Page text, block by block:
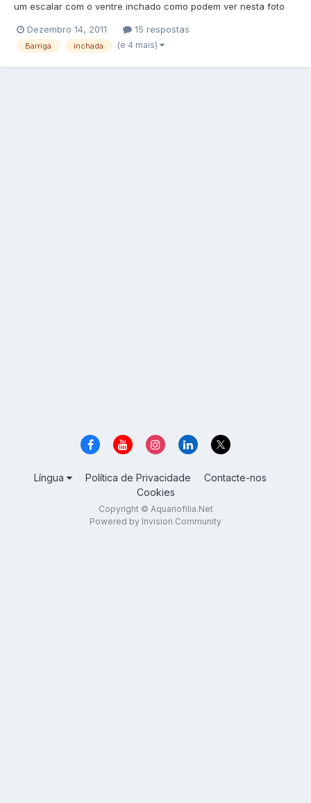
um escalar com o ventre inchado como podem ver nesta foto
que não! Como posso tratar isto? É contagiosa?
Dezembro 14, 2011 15 respostas
Barriga inchada (e 4 mais)
Língua Política de Privacidade
Contacte-nos
Cookies
Copyright © Aquariofilia.Net
Powered by Invision Community